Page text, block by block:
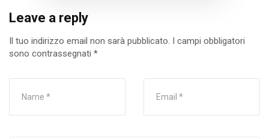
Leave a reply
Il tuo indirizzo email non sarà pubblicato. I campi obbligatori
sono contrassegnati *